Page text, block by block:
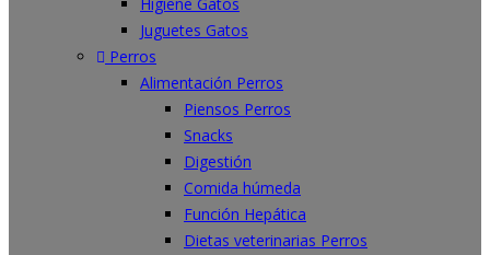
Juguetes Gatos
Perros
Alimentación Perros
Piensos Perros
Snacks
Digestión
Comida húmeda
Función Hepática
Dietas veterinarias Perros